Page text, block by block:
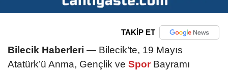
TAKİP ET
Bilecik Haberleri — Bilecik’te, 19 Mayıs
Atatürk’ü Anma, Gençlik ve Spor Bayramı